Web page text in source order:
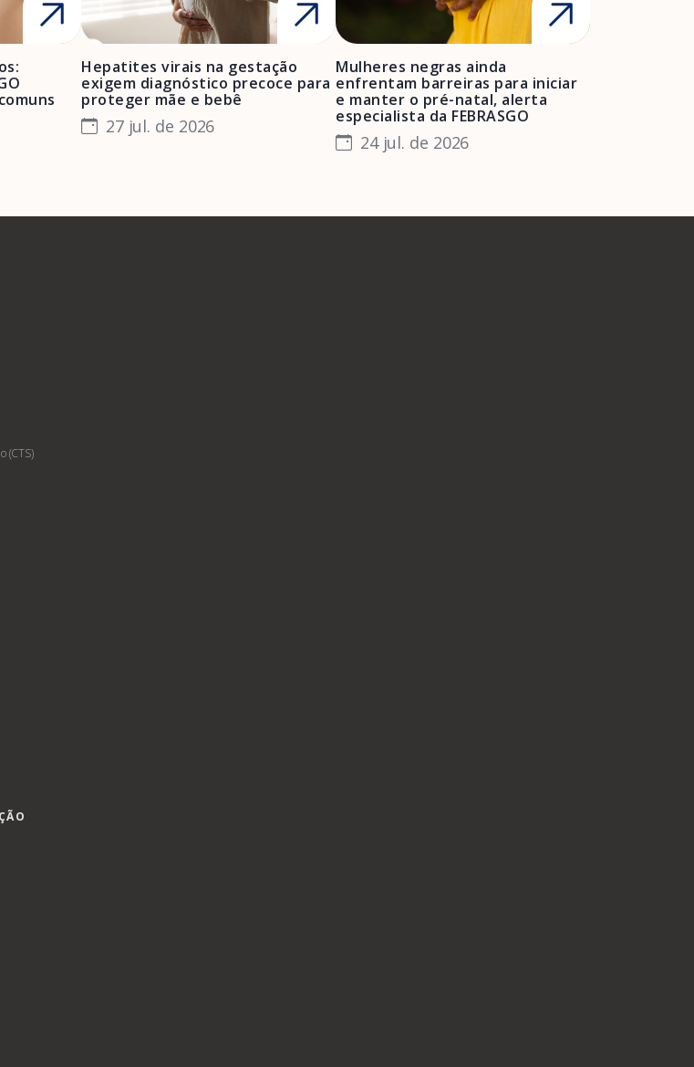
A Febrasgo Ensino
Hepatites virais na gestação
exigem diagnóstico precoce para
proteger mãe e bebê
27 jul. de 2026
Mulheres negras ainda
enfrentam barreiras para iniciar
e manter o pré-natal, alerta
especialista da FEBRASGO
24 jul. de 2026
(CTS)